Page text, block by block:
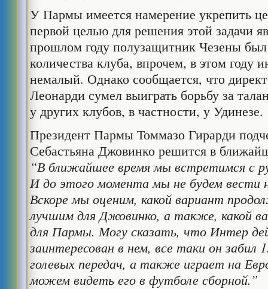
У Пармы имеется намерение укрепить
первой целью для решения этой задачи
прошлом году полузащитник Чезены
количества клуба, впрочем, в этом году
немалый. Однако сообщается, что
Леонарди сумел выиграть борьбу за
у других клубов, в частности, у Удинезе.
Президент Пармы Томмазо Гирарди
Себастьяна Джовинко решится в
“В ближайшее время мы встретимся с
И до этого момента мы не будем вести
Вскоре мы оценим, какой вариант
лучшим для Джовинко, а также, какой
для Пармы. Могу сказать, что Интер
заинтересован в нем, все таки он забил
голевых передач, а также играет на
можем видеть его в футболе сборной.”